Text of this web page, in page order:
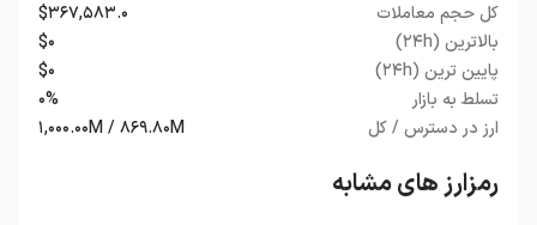
کل حجم معاملات
$۳۶۷,۵۸۳.۰
بالاترین (۲۴h)
$۰
پایین ترین (۲۴h)
$۰
تسلط به بازار
۰%
ارز در دسترس / کل
۱,۰۰۰.۰۰M / ۸۶۹.۸۰M
رمزارز های مشابه